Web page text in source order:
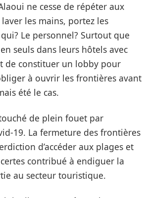
ne cesse de répéter aux
les mains, portez les
Le personnel? Surtout que
seuls dans leurs hôtels avec
de constituer un lobby pour
à ouvrir les frontières avant
été le cas.
de plein fouet par
19. La fermeture des frontières
d’accéder aux plages et
contribué à endiguer la
au secteur touristique.